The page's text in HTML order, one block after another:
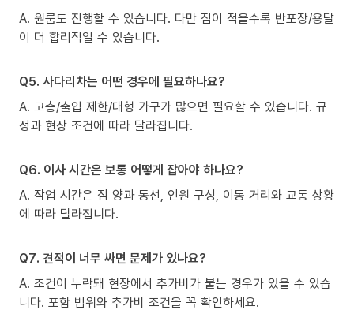
A. 원룸도 진행할 수 있습니다. 다만 짐이 적을수록 반포장/용달
이 더 합리적일 수 있습니다.
Q5. 사다리차는 어떤 경우에 필요하나요?
A. 고층/출입 제한/대형 가구가 많으면 필요할 수 있습니다. 규
정과 현장 조건에 따라 달라집니다.
Q6. 이사 시간은 보통 어떻게 잡아야 하나요?
A. 작업 시간은 짐 양과 동선, 인원 구성, 이동 거리와 교통 상황
에 따라 달라집니다.
Q7. 견적이 너무 싸면 문제가 있나요?
A. 조건이 누락돼 현장에서 추가비가 붙는 경우가 있을 수 있습
니다. 포함 범위와 추가비 조건을 꼭 확인하세요.